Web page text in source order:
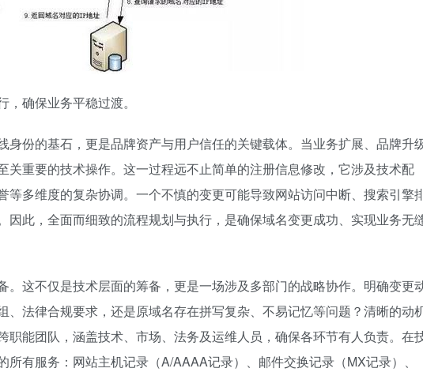
确保业务平稳过渡。
身份的基石，更是品牌资产与用户信任的关键载体。当业务扩展、品牌升
关重要的技术操作。这一过程远不止简单的注册信息修改，它涉及技术配
等多维度的复杂协调。一个不慎的变更可能导致网站访问中断、搜索引擎
因此，全面而细致的流程规划与执行，是确保域名变更成功、实现业务无
。这不仅是技术层面的筹备，更是一场涉及多部门的战略协作。明确变更
、法律合规要求，还是原域名存在拼写复杂、不易记忆等问题？清晰的动
职能团队，涵盖技术、市场、法务及运维人员，确保各环节有人负责。在
有服务：网站主机记录（A/AAAA记录）、邮件交换记录（MX记录）、